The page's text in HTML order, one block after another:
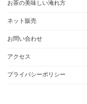
お茶の美味しい淹れ方
ネット販売
お問い合わせ
アクセス
プライバシーポリシー